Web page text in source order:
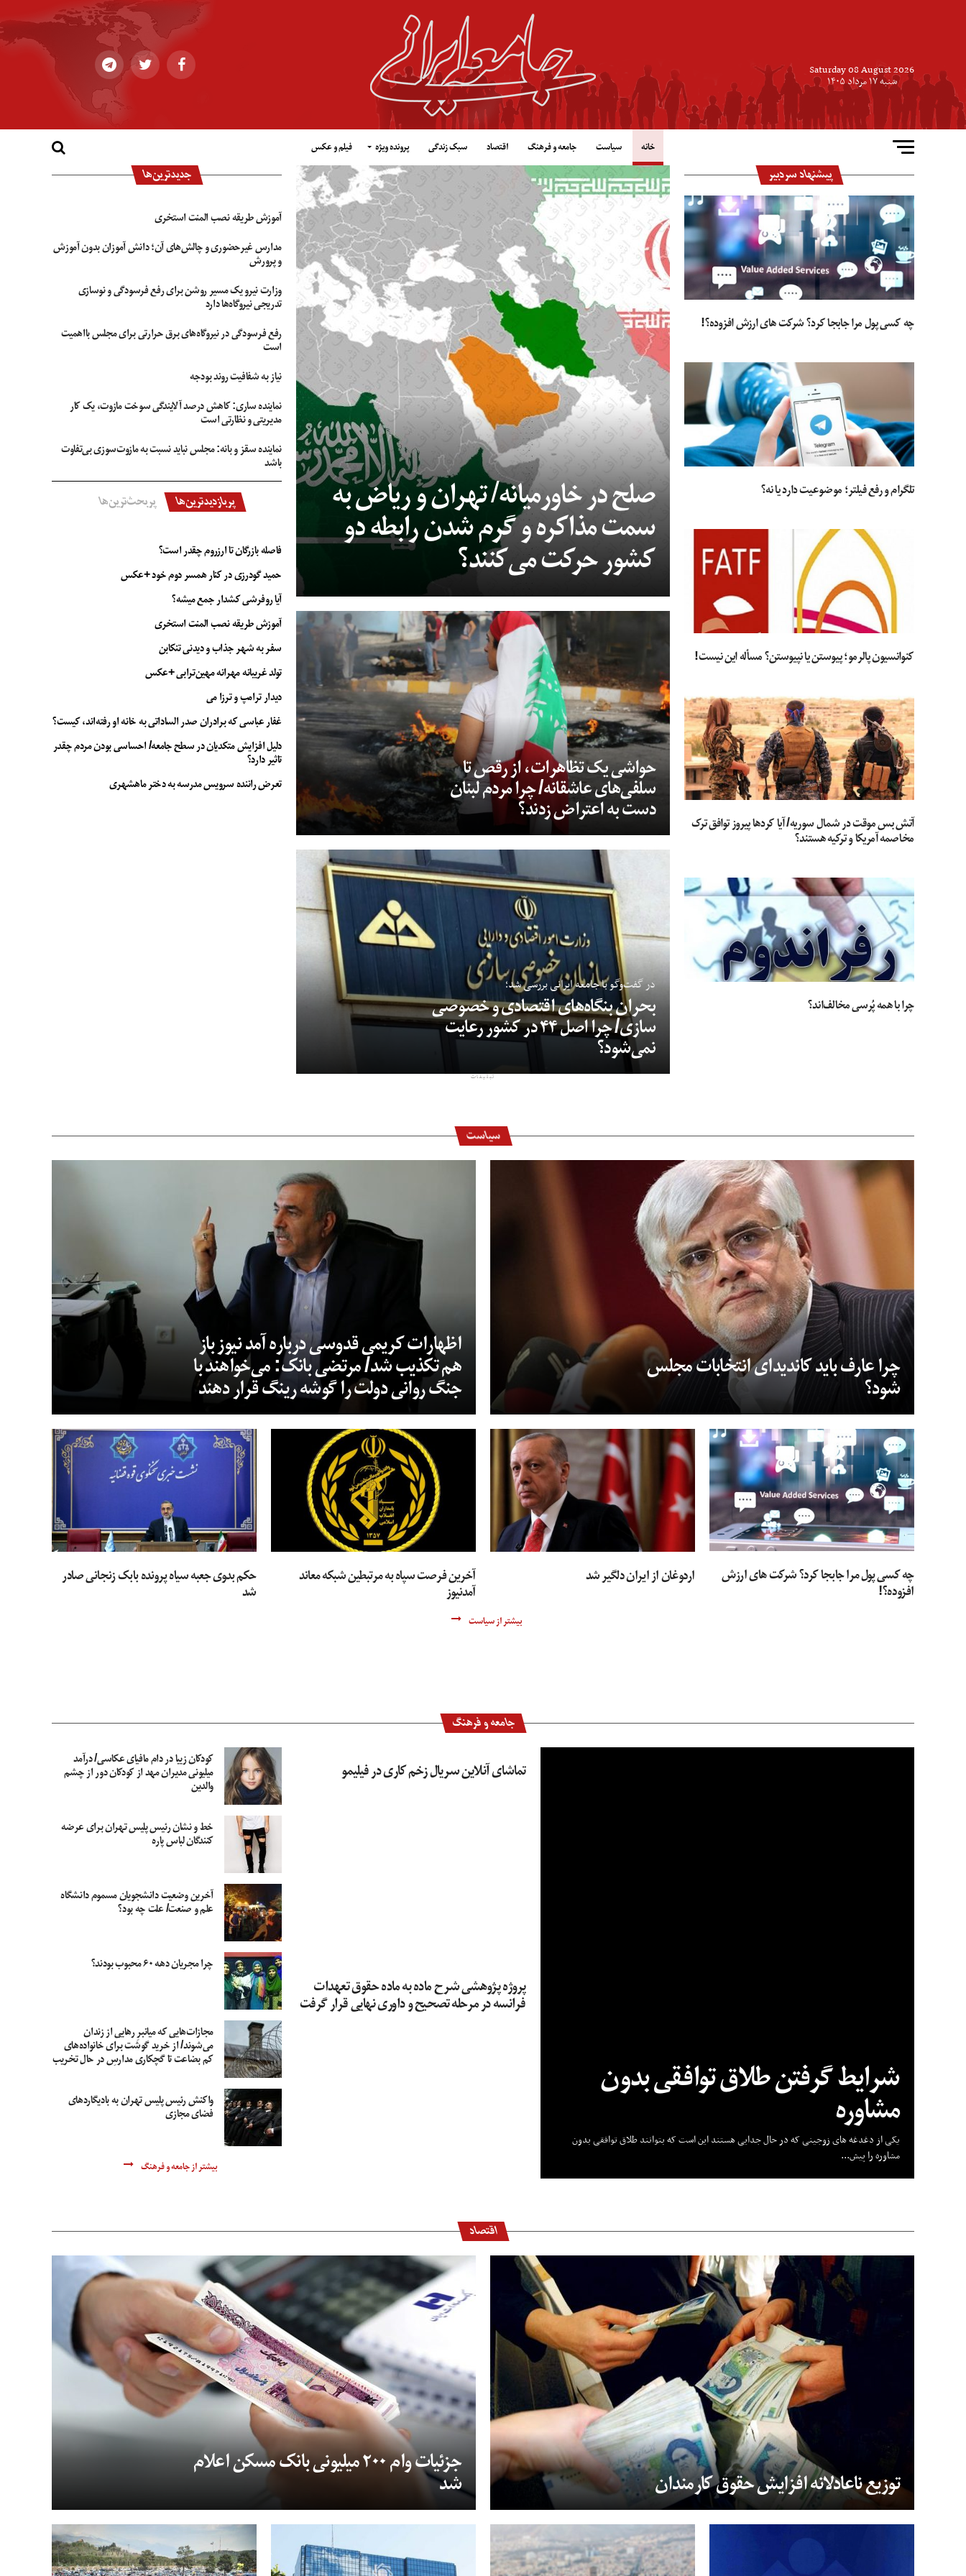
Saturday 08 August 2026
شنبه ۱۷ مرداد ۱۴۰۵
خانه سیاست جامعه و فرهنگ اقتصاد سبک زندگی پرونده ویژه فیلم و عکس
صلح در خاورمیانه/ تهران و ریاض به
سمت مذاکره و گرم شدن رابطه دو
کشور حرکت می‌کنند؟
حواشی یک تظاهرات، از رقص تا
سلفی‌های عاشقانه/ چرا مردم لبنان
دست به اعتراض زدند؟
در گفت‌وگو با جامعه ایرانی بررسی شد؛
بحران بنگاه‌های اقتصادی و خصوصی
سازی/ چرا اصل ۴۴ در کشور رعایت
نمی‌شود؟
پیشنهاد سردبیر
چه کسی پول مرا جابجا کرد؟ شرکت های ارزش افزوده؟!
تلگرام و رفع فیلتر؛ موضوعیت دارد یا نه؟
کنوانسیون پالرمو؛ پیوستن یا نپیوستن؟ مسأله این نیست!
آتش بس موقت در شمال سوریه/ آیا کردها پیروز توافق ترک
مخاصمه آمریکا و ترکیه هستند؟
چرا با همه پُرسی مخالف‌اند؟
جدیدترین‌ها
آموزش طریقه نصب المنت استخری
مدارس غیرحضوری و چالش‌های آن؛ دانش آموزان بدون آموزش
و پرورش
وزارت نیرو یک مسیر روشن برای رفع فرسودگی و نوسازی
تدریجی نیروگاه‌ها دارد
رفع فرسودگی در نیروگاه‌های برق حرارتی برای مجلس بااهمیت
است
نیاز به شفافیت روند بودجه
نماینده ساری: کاهش درصد آلایندگی سوخت مازوت، یک کار
مدیریتی و نظارتی است
نماینده سقز و بانه: مجلس نباید نسبت به مازوت‌سوزی بی‌تفاوت
باشد
پربازدیدترین‌ها پربحث‌ترین‌ها
فاصله بازرگان تا ارزروم چقدر است؟
حمید گودرزی در کنار همسر دوم خود +عکس
آیا روفرشی کشدار جمع میشه؟
آموزش طریقه نصب المنت استخری
سفر به شهر جذاب و دیدنی تنکابن
تولد غریبانه مهرانه مهین‌ترابی +عکس
دیدار ترامپ و ترزا می
غفار عباسی که برادران صدر الساداتی به خانه او رفته‌اند، کیست؟
دلیل افزایش متکدیان در سطح جامعه/ احساسی بودن مردم چقدر
تاثیر دارد؟
تعرض راننده سرویس مدرسه به دختر ماهشهری
تبلیغات
سیاست
چرا عارف باید کاندیدای انتخابات مجلس
شود؟
اظهارات کریمی قدوسی درباره آمد نیوز باز
هم تکذیب شد/ مرتضی بانک: می‌خواهند با
جنگ روانی دولت را گوشه رینگ قرار دهند
چه کسی پول مرا جابجا کرد؟ شرکت های ارزش
افزوده؟!
اردوغان از ایران دلگیر شد
آخرین فرصت سپاه به مرتبطین شبکه معاند
آمدنیوز
حکم بدوی جعبه سیاه پرونده بابک زنجانی صادر
شد
بیشتر از سیاست
جامعه و فرهنگ
شرایط گرفتن طلاق توافقی بدون
مشاوره
یکی از دغدغه های زوجینی که در حال جدایی هستند این است که بتوانند طلاق توافقی بدون
مشاوره را پیش...
تماشای آنلاین سریال زخم کاری در فیلیمو
پروژه پژوهشی شرح ماده به ماده حقوق تعهدات
فرانسه در مرحله تصحیح و داوری نهایی قرار گرفت
کودکان زیبا در دام مافیای عکاسی/ درآمد
میلیونی مدیران مهد از کودکان دور از چشم
والدین
خط و نشان رئیس پلیس تهران برای عرضه
کنندگان لباس پاره
آخرین وضعیت دانشجویان مسموم دانشگاه
علم و صنعت/ علت چه بود؟
چرا مجریان دهه ۶۰ محبوب بودند؟
مجازات‌هایی که میانبرِ رهایی از زندان
می‌شوند/ از خرید گوشت برای خانواده‌های
کم بضاعت تا گچکاری مدارسِ در حال تخریب
واکنش رئیس پلیس تهران به بادیگاردهای
فضای مجازی
بیشتر از جامعه و فرهنگ
اقتصاد
توزیع ناعادلانه افزایش حقوق کارمندان
جزئیات وام ۲۰۰ میلیونی بانک مسکن اعلام
شد